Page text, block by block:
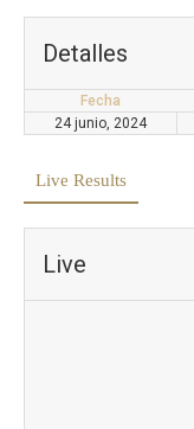
Detalles
Fecha
24 junio, 2024
Live Results
Live